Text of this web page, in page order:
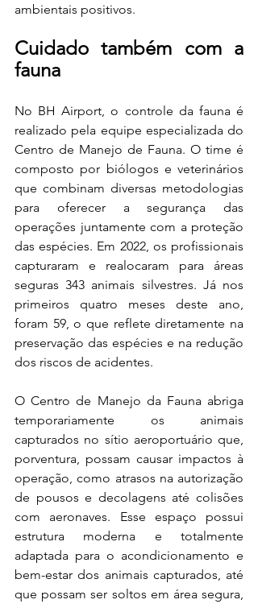
ambientais positivos.
Cuidado também com a
fauna
No BH Airport, o controle da fauna é
realizado pela equipe especializada do
Centro de Manejo de Fauna. O time é
composto por biólogos e veterinários
que combinam diversas metodologias
para oferecer a segurança das
operações juntamente com a proteção
das espécies. Em 2022, os profissionais
capturaram e realocaram para áreas
seguras 343 animais silvestres. Já nos
primeiros quatro meses deste ano,
foram 59, o que reflete diretamente na
preservação das espécies e na redução
dos riscos de acidentes.
O Centro de Manejo da Fauna abriga
temporariamente os animais
capturados no sítio aeroportuário que,
porventura, possam causar impactos à
operação, como atrasos na autorização
de pousos e decolagens até colisões
com aeronaves. Esse espaço possui
estrutura moderna e totalmente
adaptada para o acondicionamento e
bem-estar dos animais capturados, até
que possam ser soltos em área segura,